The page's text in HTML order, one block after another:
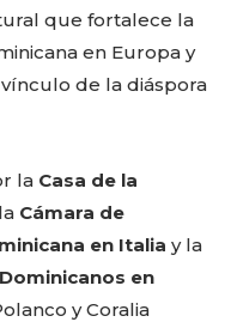
que fortalece la
en Europa y
de la diáspora
la Casa de la
Cámara de
en Italia y la
en
y Coralia